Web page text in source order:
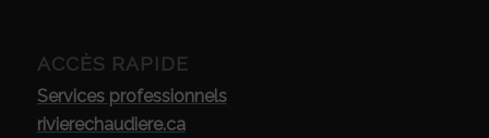
ACCÈS RAPIDE
Services professionnels
rivierechaudiere.ca